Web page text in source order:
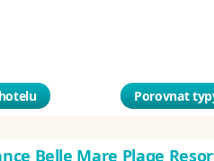
Porovnat
Belle Mare Plage